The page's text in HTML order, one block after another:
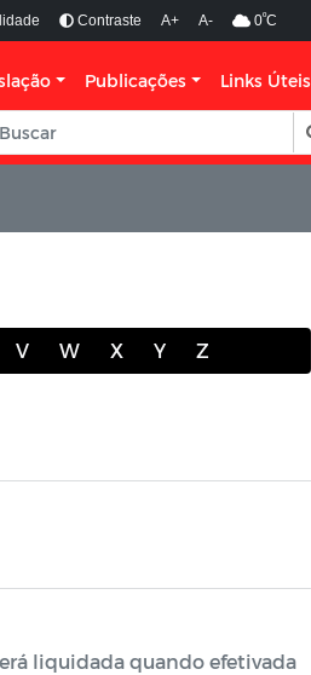
Contraste A+ A- 0ºC
Publicações Links Úteis
V W X Y Z
liquidada quando efetivada